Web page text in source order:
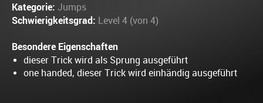
Kategorie: Jumps
Schwierigkeitsgrad: Level 4 (von 4)
Besondere Eigenschaften
dieser Trick wird als Sprung ausgeführt
one handed, dieser Trick wird einhändig ausgeführt